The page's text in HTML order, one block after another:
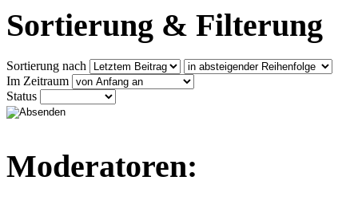
Sortierung & Filterung
Sortierung nach
Im Zeitraum
Status
Moderatoren: